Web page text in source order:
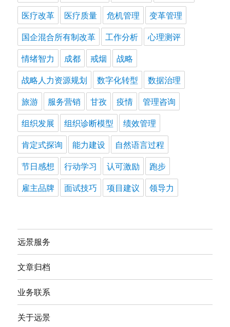
医疗改革
医疗质量 危机管理
变革管理
国企混合所有制改革
工作分析
心理测评
情绪智力
成都 戒烟
战略
战略人力资源规划
数字化转型
数据治理
旅游
服务营销 甘孜 疫情
管理咨询
组织发展
组织诊断模型
绩效管理
肯定式探询
能力建设
自然语言过程
节日感想
行动学习 认可激励
跑步
雇主品牌
面试技巧 项目建议 领导力
远景服务
文章归档
业务联系
关于远景